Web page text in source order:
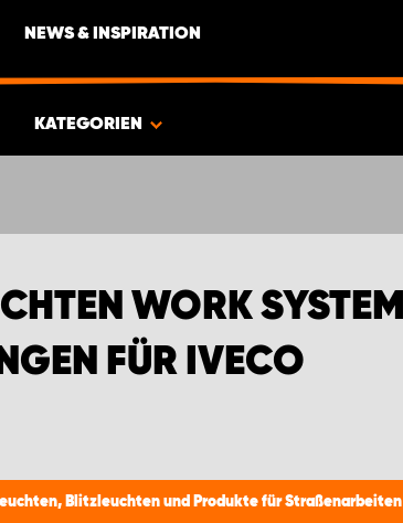
NEWS & INSPIRATION
FÜR IVECO
KATEGORIEN
WORK SYSTEM
FÜR IVECO
Blitzleuchten und Produkte für Straßenarbeiten